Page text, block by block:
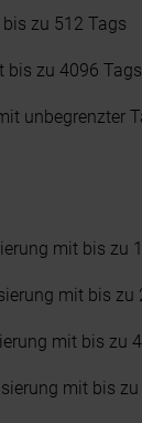
bis zu 512 Tags
bis zu 4096 Tags
unbegrenzter
mit bis zu
mit bis zu
mit bis zu
mit bis